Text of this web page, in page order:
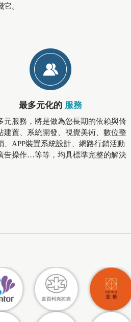
。
最多元化的 服務
元服務，將是做為您長期的依賴與倚
建置、系統開發、視覺美術、數位整
、APP裝置系統設計、網路行銷活動
告操作…等等，均具標準完整的解決